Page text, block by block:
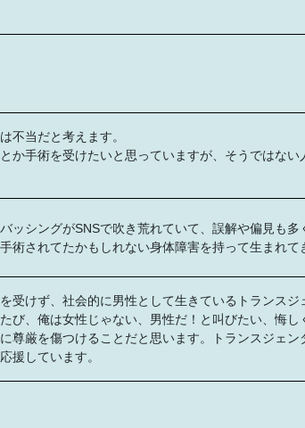
不当だと考えます。
か手術を受けたいと思っていますが、そうではな
ッシングがSNSで吹き荒れていて、誤解や偏見も
術されてたかもしれない身体障害を持って生まれて
受けず、社会的に男性として生きているトランス
び、俺は女性じゃない、男性だ！と叫びたい、悔
尊厳を傷つけることだと思います。トランスジェ
援しています。